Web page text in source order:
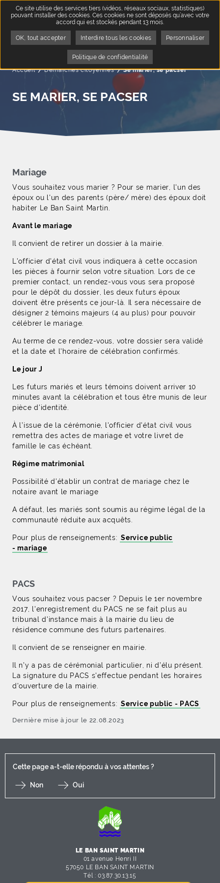
Accueil Démarches citoyennes Page active :
Se marier, se pacser
SE MARIER, SE PACSER
Mariage
Vous souhaitez vous marier ? Pour se marier, l'un des
époux ou l'un des parents (père/ mère) des époux doit
habiter Le Ban Saint Martin.
Avant le mariage
Il convient de retirer un dossier à la mairie.
L'officier d'état civil vous indiquera à cette occasion
les pièces à fournir selon votre situation. Lors de ce
premier contact, un rendez-vous vous sera proposé
pour le dépôt du dossier, les deux futurs époux
doivent être présents ce jour-là. Il sera nécessaire de
désigner 2 témoins majeurs (4 au plus) pour pouvoir
célébrer le mariage.
Au terme de ce rendez-vous, votre dossier sera validé
et la date et l'horaire de célébration confirmés.
Le jour J
Les futurs mariés et leurs témoins doivent arriver 10
minutes avant la célébration et tous être munis de leur
pièce d'identité.
À l’issue de la cérémonie, l'officier d'état civil vous
remettra des actes de mariage et votre livret de
famille le cas échéant.
Régime matrimonial
Possibilité d'établir un contrat de mariage chez le
notaire avant le mariage
A défaut, les mariés sont soumis au régime légal de la
communauté réduite aux acquêts.
Pour plus de renseignements: Service public
- mariage
PACS
Vous souhaitez vous pacser ? Depuis le 1er novembre
2017, l'enregistrement du PACS ne se fait plus au
tribunal d'instance mais à la mairie du lieu de
résidence commune des futurs partenaires.
Il convient de se renseigner en mairie.
Il n’y a pas de cérémonial particulier, ni d’élu présent.
La signature du PACS s'effectue pendant les horaires
d'ouverture de la mairie.
Pour plus de renseignements: Service public - PACS
Dernière mise à jour le 22.08.2023
Cette page a-t-elle répondu à vos attentes ?
Non Oui
LE BAN SAINT MARTIN
01 avenue Henri II
57050 LE BAN SAINT MARTIN
Tél :03.87.30.13.15
Ce site utilise des services tiers (vidéos, réseaux sociaux, statistiques)
pouvant installer des cookies. Ces cookies ne sont déposés qu’avec votre
accord qui est stockés pendant 13 mois.
OK, tout accepter Interdire tous les cookies Personnaliser
Politique de confidentialité